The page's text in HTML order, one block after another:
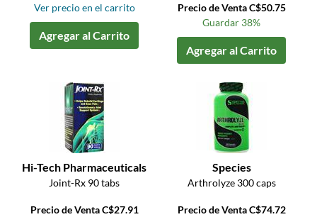
Ver precio en el carrito
Agregar al Carrito
Precio de Venta C$50.75
Guardar 38%
Agregar al Carrito
Hi-Tech Pharmaceuticals
Joint-Rx 90 tabs
Precio de Venta C$27.91
Species
Arthrolyze 300 caps
Precio de Venta C$74.72